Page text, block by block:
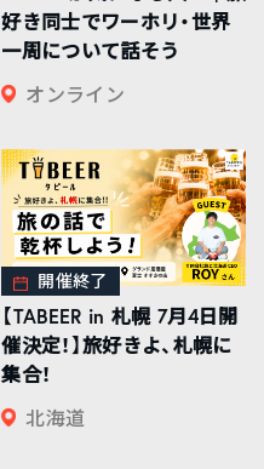
好き同士でワーホリ・世界
一周について話そう
オンライン
開催終了
【TABEER in 札幌 7月4日開
催決定！】旅好きよ、札幌に
集合！
北海道